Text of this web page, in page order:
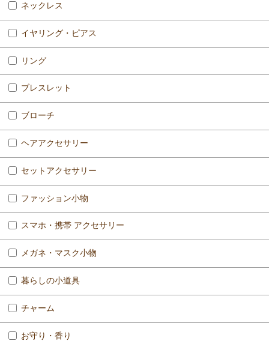
ネックレス
イヤリング・ピアス
リング
ブレスレット
ブローチ
ヘアアクセサリー
セットアクセサリー
ファッション小物
スマホ・携帯 アクセサリー
メガネ・マスク小物
暮らしの小道具
チャーム
お守り・香り